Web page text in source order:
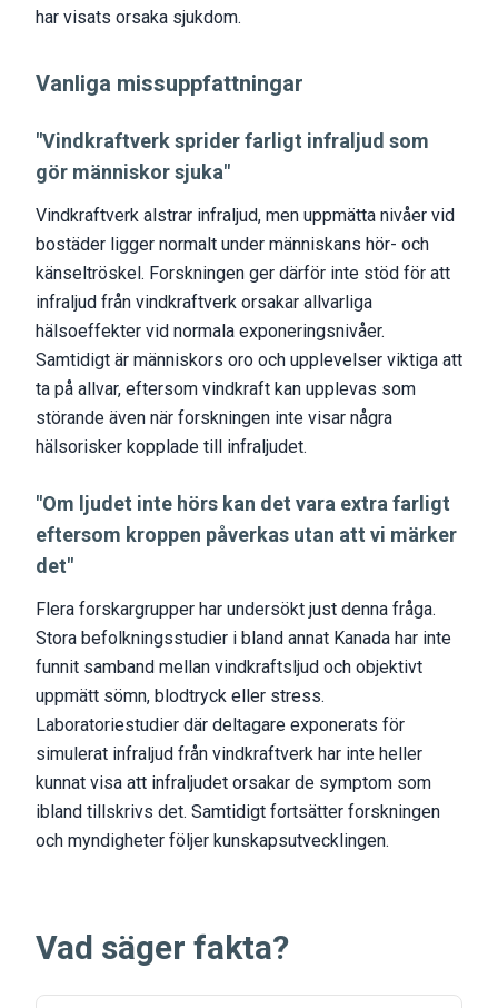
har visats orsaka sjukdom.
Vanliga missuppfattningar
"Vindkraftverk sprider farligt infraljud som
gör människor sjuka"
Vindkraftverk alstrar infraljud, men uppmätta nivåer vid
bostäder ligger normalt under människans hör- och
känseltröskel. Forskningen ger därför inte stöd för att
infraljud från vindkraftverk orsakar allvarliga
hälsoeffekter vid normala exponeringsnivåer.
Samtidigt är människors oro och upplevelser viktiga att
ta på allvar, eftersom vindkraft kan upplevas som
störande även när forskningen inte visar några
hälsorisker kopplade till infraljudet.
"Om ljudet inte hörs kan det vara extra farligt
eftersom kroppen påverkas utan att vi märker
det"
Flera forskargrupper har undersökt just denna fråga.
Stora befolkningsstudier i bland annat Kanada har inte
funnit samband mellan vindkraftsljud och objektivt
uppmätt sömn, blodtryck eller stress.
Laboratoriestudier där deltagare exponerats för
simulerat infraljud från vindkraftverk har inte heller
kunnat visa att infraljudet orsakar de symptom som
ibland tillskrivs det. Samtidigt fortsätter forskningen
och myndigheter följer kunskapsutvecklingen.
Vad säger fakta?